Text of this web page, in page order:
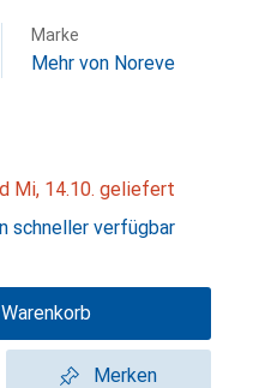
Marke
Mehr von Noreve
Mi, 14.10. geliefert
schneller verfügbar
Merken